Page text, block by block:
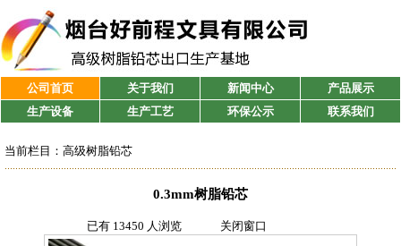
公司首页 关于我们 新闻中心
产品展示
生产设备
生产工艺 环保公示 联系我们
当前栏目： 高级树脂铅芯
0.3mm树脂铅芯
已有 13450 人浏览 关闭窗口